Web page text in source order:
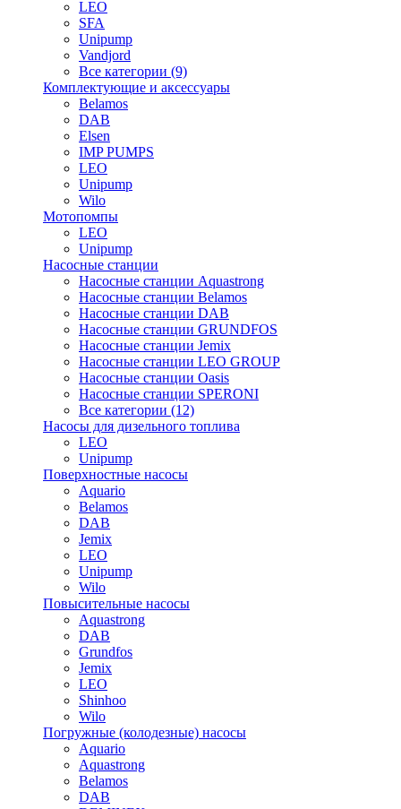
LEO
SFA
Unipump
Vandjord
Все категории (9)
Комплектующие и аксессуары
Belamos
DAB
Elsen
IMP PUMPS
LEO
Unipump
Wilo
Мотопомпы
LEO
Unipump
Насосные станции
Насосные станции Aquastrong
Насосные станции Belamos
Насосные станции DAB
Насосные станции GRUNDFOS
Насосные станции Jemix
Насосные станции LEO GROUP
Насосные станции Oasis
Насосные станции SPERONI
Все категории (12)
Насосы для дизельного топлива
LEO
Unipump
Поверхностные насосы
Aquario
Belamos
DAB
Jemix
LEO
Unipump
Wilo
Повысительные насосы
Aquastrong
DAB
Grundfos
Jemix
LEO
Shinhoo
Wilo
Погружные (колодезные) насосы
Aquario
Aquastrong
Belamos
DAB